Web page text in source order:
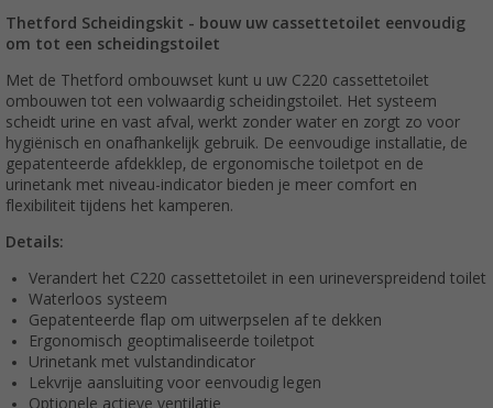
Thetford Scheidingskit - bouw uw cassettetoilet eenvoudig
om tot een scheidingstoilet
Met de Thetford ombouwset kunt u uw C220 cassettetoilet
ombouwen tot een volwaardig scheidingstoilet. Het systeem
scheidt urine en vast afval, werkt zonder water en zorgt zo voor
hygiënisch en onafhankelijk gebruik. De eenvoudige installatie, de
gepatenteerde afdekklep, de ergonomische toiletpot en de
urinetank met niveau-indicator bieden je meer comfort en
flexibiliteit tijdens het kamperen.
Details:
Verandert het C220 cassettetoilet in een urineverspreidend toilet
Waterloos systeem
Gepatenteerde flap om uitwerpselen af te dekken
Ergonomisch geoptimaliseerde toiletpot
Urinetank met vulstandindicator
Lekvrije aansluiting voor eenvoudig legen
Optionele actieve ventilatie